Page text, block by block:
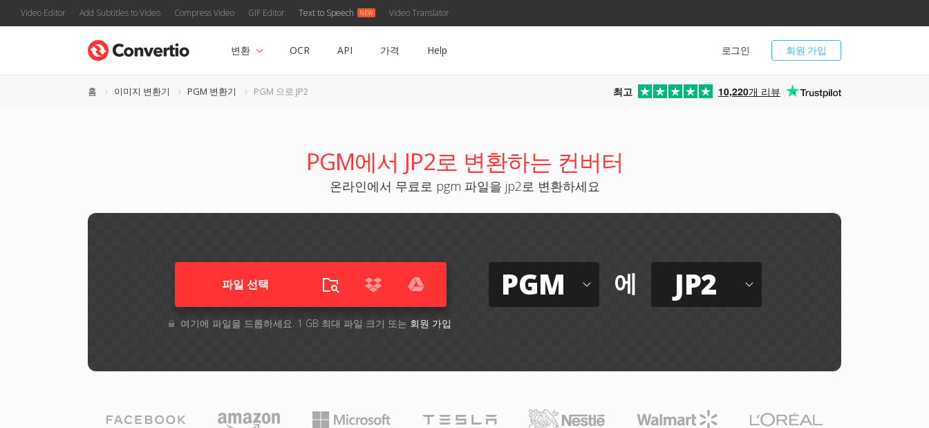
Video Editor Add Subtitles to Video Compress Video GIF Editor Text to Speech Video Translator
회원 가입
로그인
변환 OCR API 가격 Help
홈 이미지 변환기 PGM 변환기 PGM 으로 JP2 최고 10,220개 리뷰
PGM에서 JP2로 변환하는 컨버터
온라인에서 무료로 pgm 파일을 jp2로 변환하세요
파일 선택
여기에 파일을 드롭하세요. 1 GB 최대 파일 크기 또는 회원 가입
PGM 에 JP2